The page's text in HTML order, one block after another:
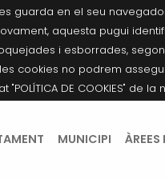
guarda en el seu
aquesta pugui
i esborrades,
cookies no podrem
"POLÍTICA DE COOKIES" de
MUNICIPI ÀREES